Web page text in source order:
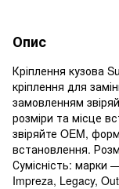
Опис
Кріплення кузова
кріплення для
замовленням
розміри та місце
звіряйте OEM,
встановлення.
Сумісність: марки
Impreza, Legacy,